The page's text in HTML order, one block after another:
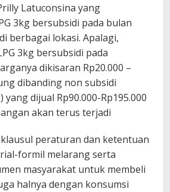
Latuconsina yang
3kg bersubsidi pada bulan
berbagai lokasi. Apalagi,
3kg bersubsidi pada
dikisaran Rp20.000 –
dibanding non subsidi
dijual Rp90.000-Rp195.000
akan terus terjadi
peraturan dan ketentuan
formil melarang serta
masyarakat untuk membeli
halnya dengan konsumsi